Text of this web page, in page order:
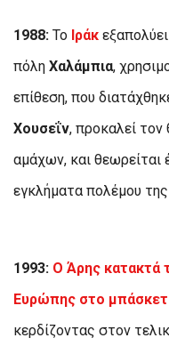
1988: Το Ιράκ
πόλη Χαλάμπια,
επίθεση, που
Χουσεΐν, προκαλεί τον
αμάχων, και θεωρείται
εγκλήματα πολέμου
1993: Ο Άρης κατακτά
Ευρώπης στο μπάσκετ
κερδίζοντας στον